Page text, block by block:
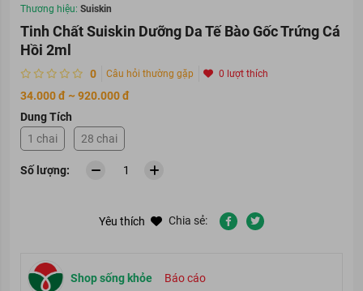
Thương hiệu: Suiskin
Tinh Chất Suiskin Dưỡng Da Tế Bào Gốc Trứng Cá
Hồi 2ml
0 Câu hỏi thường gặp 0 lượt thích
34.000 đ ~ 920.000 đ
Dung Tích
1 chai
28 chai
Số lượng:
Shop sống khỏe Báo cáo
Yêu thích Chia sẻ: